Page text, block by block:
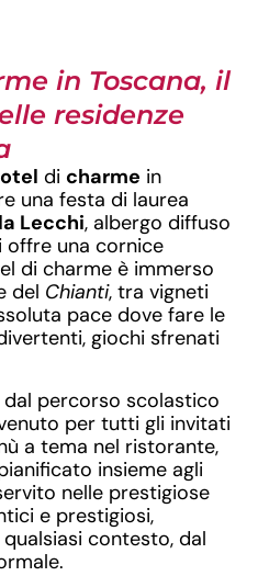
in Toscana, il
residenze
di charme in
una festa di laurea
Lecchi, albergo diffuso
offre una cornice
di charme è immerso
del Chianti, tra vigneti
pace dove fare le
giochi sfrenati
percorso scolastico
per tutti gli invitati
a tema nel ristorante,
insieme agli
nelle prestigiose
e prestigiosi,
contesto, dal